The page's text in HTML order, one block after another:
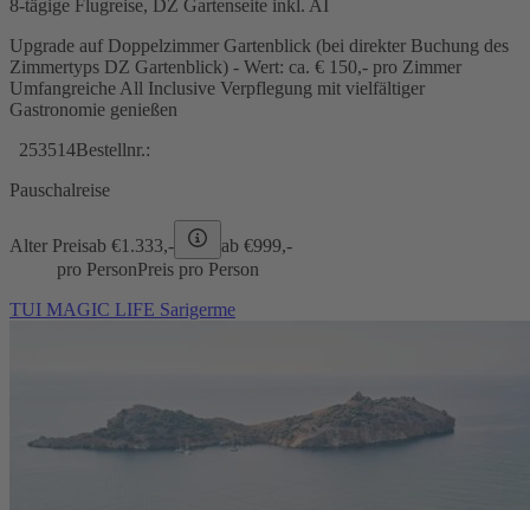
8-tägige Flugreise, DZ Gartenseite inkl. AI
Upgrade auf Doppelzimmer Gartenblick (bei direkter Buchung des
Zimmertyps DZ Gartenblick) - Wert: ca. € 150,- pro Zimmer
Umfangreiche All Inclusive Verpflegung mit vielfältiger
Gastronomie genießen
253514Bestellnr.:
Pauschalreise
Alter Preisab €1.333,- ab €999,-
pro PersonPreis pro Person
TUI MAGIC LIFE Sarigerme